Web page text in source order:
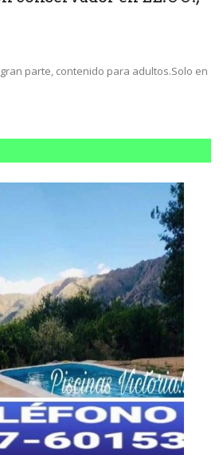
parte, contenido para adultos.Solo en